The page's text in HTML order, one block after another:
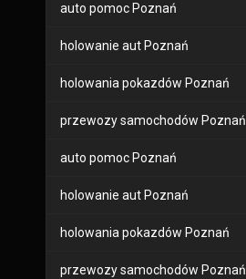
auto pomoc Poznań
holowanie aut Poznań
holowania pokazdów Poznań
przewozy samochodów Poznań
auto pomoc Poznań
holowanie aut Poznań
holowania pokazdów Poznań
przewozy samochodów Poznań